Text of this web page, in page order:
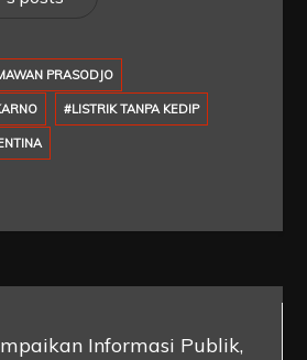
PRASODJO
#LISTRIK TANPA KEDIP
Informasi Publik,